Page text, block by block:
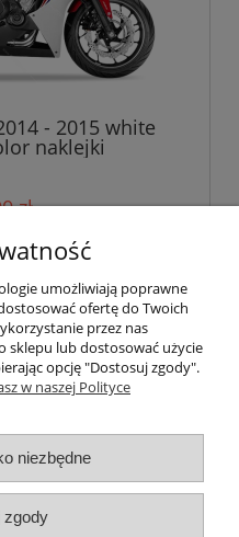
- 2015 white
naklejki
zł
umożliwiają poprawne
ofertę do Twoich
przez nas
sklepu lub dostosować użycie
opcję "Dostosuj zgody".
w naszej Polityce
niezbędne
zgody